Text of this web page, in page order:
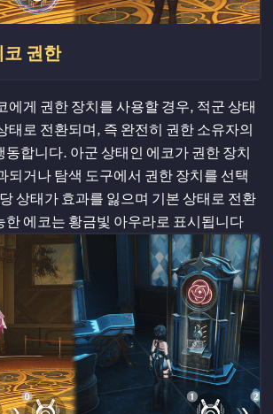
코 권한
에게 권한 장치를 사용할 경우, 적군 상태
태로 전환되며, 즉 완전히 권한 소유자의
동합니다. 아군 상태인 에코가 권한 장치
되거나 탐색 도구에서 권한 장치를 선택
상태가 효과를 잃으며 기본 상태로 전환
한 에코는 황금빛 아우라로 표시됩니다